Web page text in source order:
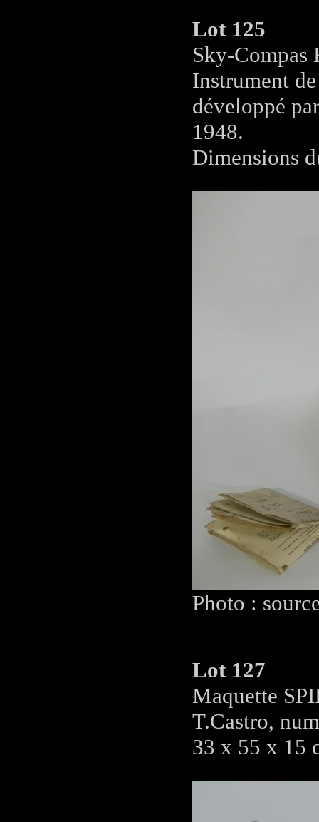
Lot 125
Sky-
Instrument
développé
1948.
Dimensions
Photo :
Lot 127
Maquette
T.Castro,
33 x 55 x 15